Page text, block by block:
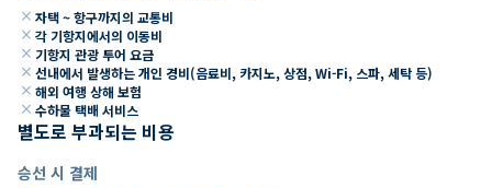
close 자택 ~ 항구까지의 교통비
close 각 기항지에서의 이동비
close 기항지 관광 투어 요금
close 선내에서 발생하는 개인 경비(음료비, 카지노, 상점, Wi-Fi, 스파, 세탁 등)
close 해외 여행 상해 보험
close 수하물 택배 서비스
별도로 부과되는 비용
승선 시 결제